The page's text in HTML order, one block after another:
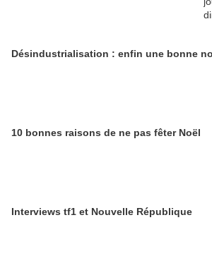
Désindustrialisation : enfin une bonne
10 bonnes raisons de ne pas fêter Noël
Interviews tf1 et Nouvelle République